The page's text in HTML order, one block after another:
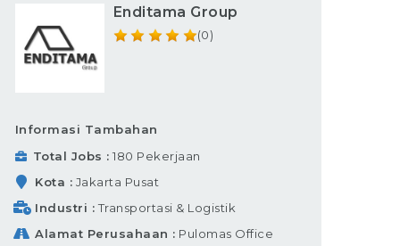
Enditama Group
(0)
Informasi Tambahan
Total Jobs
180 Pekerjaan
Kota
Jakarta Pusat
Industri
Transportasi & Logistik
Alamat Perusahaan
Pulomas Office